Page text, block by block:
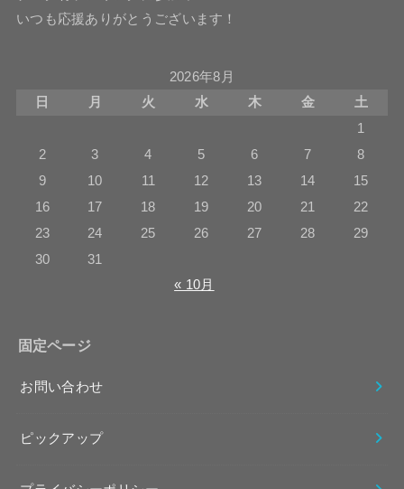
いつも応援ありがとうございます！
2026年8月
日
月 火 水 木 金
土
1
2
3 4 5 6 7
8
9
10 11 12 13 14
15
16
17 18 19 20 21
22
23
24 25 26 27 28
29
30
31
« 10月
固定ページ
お問い合わせ
ピックアップ